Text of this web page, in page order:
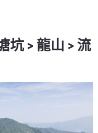
坑 > 龍山 > 流